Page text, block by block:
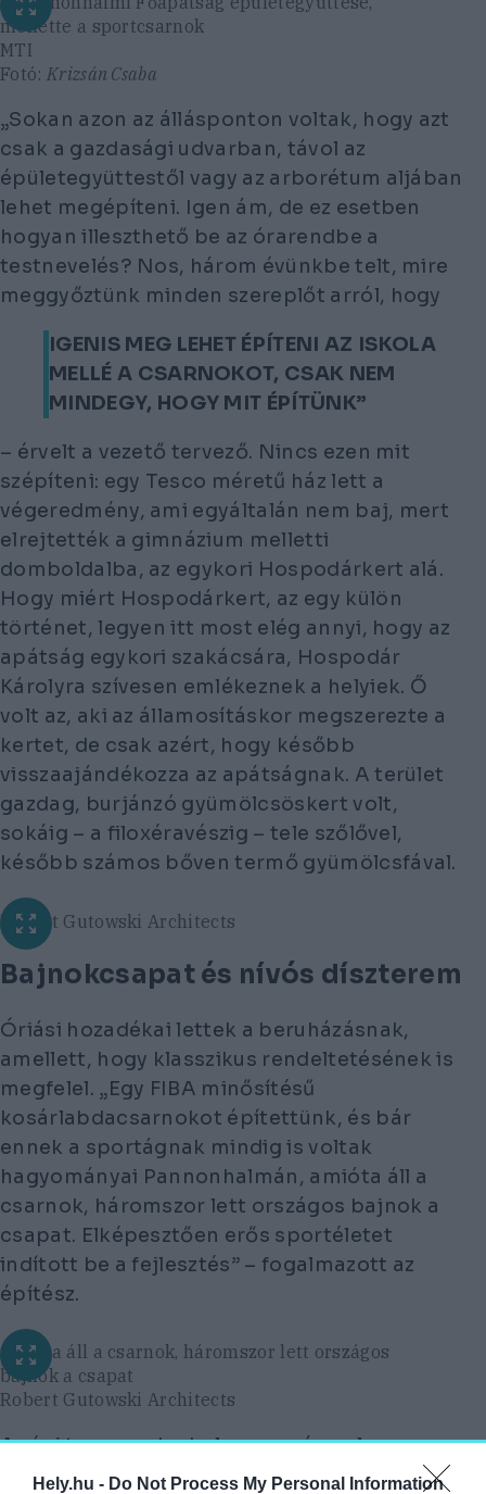
Hely.hu - Do Not Process My Personal Information
mellette a sportcsarnok
MTI
Fotó: Krizsán Csaba
„Sokan azon az állásponton voltak, hogy azt
csak a gazdasági udvarban, távol az
épületegyüttestől vagy az arborétum aljában
lehet megépíteni. Igen ám, de ez esetben
hogyan illeszthető be az órarendbe a
testnevelés? Nos, három évünkbe telt, mire
meggyőztünk minden szereplőt arról, hogy
IGENIS MEG LEHET ÉPÍTENI AZ ISKOLA
MELLÉ A CSARNOKOT, CSAK NEM
MINDEGY, HOGY MIT ÉPÍTÜNK”
– érvelt a vezető tervező. Nincs ezen mit
szépíteni: egy Tesco méretű ház lett a
végeredmény, ami egyáltalán nem baj, mert
elrejtették a gimnázium melletti
domboldalba, az egykori Hospodárkert alá.
Hogy miért Hospodárkert, az egy külön
történet, legyen itt most elég annyi, hogy az
apátság egykori szakácsára, Hospodár
Károlyra szívesen emlékeznek a helyiek. Ő
volt az, aki az államosításkor megszerezte a
kertet, de csak azért, hogy később
visszaajándékozza az apátságnak. A terület
gazdag, burjánzó gyümölcsöskert volt,
sokáig – a filoxéravészig – tele szőlővel,
később számos bőven termő gyümölcsfával.
Robert Gutowski Architects
Bajnokcsapat és nívós díszterem
Óriási hozadékai lettek a beruházásnak,
amellett, hogy klasszikus rendeltetésének is
megfelel. „Egy FIBA minősítésű
kosárlabdacsarnokot építettünk, és bár
ennek a sportágnak mindig is voltak
hagyományai Pannonhalmán, amióta áll a
csarnok, háromszor lett országos bajnok a
csapat. Elképesztően erős sportéletet
indított be a fejlesztés” – fogalmazott az
építész.
Amióta áll a csarnok, háromszor lett országos
bajnok a csapat
Robert Gutowski Architects
A régi tornaszoba belmagassága olyan
alacsony volt, hogy mindig beleütközött a